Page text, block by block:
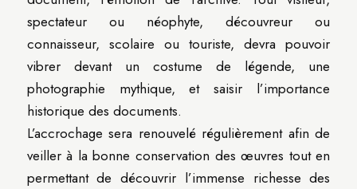
spectateur ou néophyte, découvreur ou
connaisseur, scolaire ou touriste, devra pouvoir
vibrer devant un costume de légende, une
photographie mythique, et saisir l’importance
historique des documents.
L’accrochage sera renouvelé régulièrement afin de
veiller à la bonne conservation des œuvres tout en
permettant de découvrir l’immense richesse des